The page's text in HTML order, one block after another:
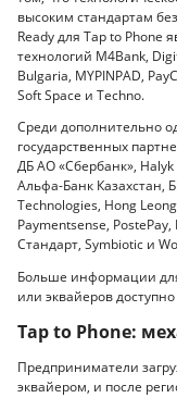
высоким стандартам
Ready для Tap to Phone
технологий M4Bank,
Bulgaria, MYPINPAD,
Soft Space и Techno.
Среди дополнительно
государственных
ДБ АО «Сбербанк»,
Альфа-Банк Казахстан,
Technologies, Hong
Paymentsense,
Стандарт, Symbiotic и
Больше информации
или эквайеров
Tap to Phone:
Предприниматели
эквайером, и после